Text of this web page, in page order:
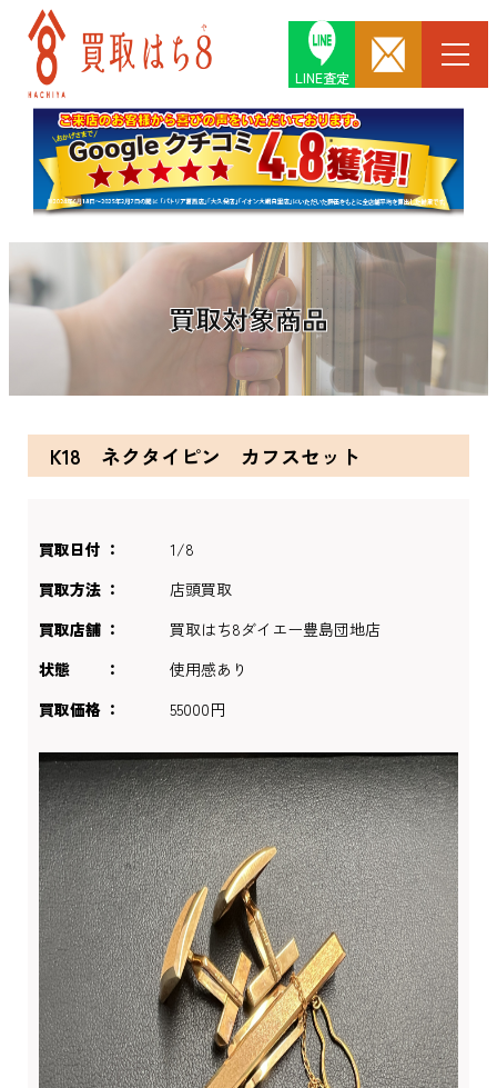
LINE査定
買取対象商品
K18 ネクタイピン カフスセット
買取日付
1/8
買取方法
店頭買取
買取店舗
買取はち8ダイエー豊島団地店
状態
使用感あり
買取価格
55000円